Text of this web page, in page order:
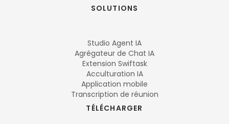
SOLUTIONS
Studio Agent IA
Agrégateur de Chat IA
Extension Swiftask
Acculturation IA
Application mobile
Transcription de réunion
TÉLÉCHARGER